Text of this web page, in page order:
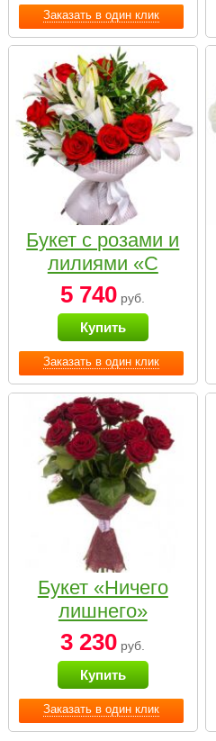
Заказать в один клик
Заказать в один клик
Букет с розами и
лилиями «С
наилучшими
пожеланиями»
5 740 руб.
Купить
Заказать в один клик
Букет «Ничего
лишнего»
3 230 руб.
Купить